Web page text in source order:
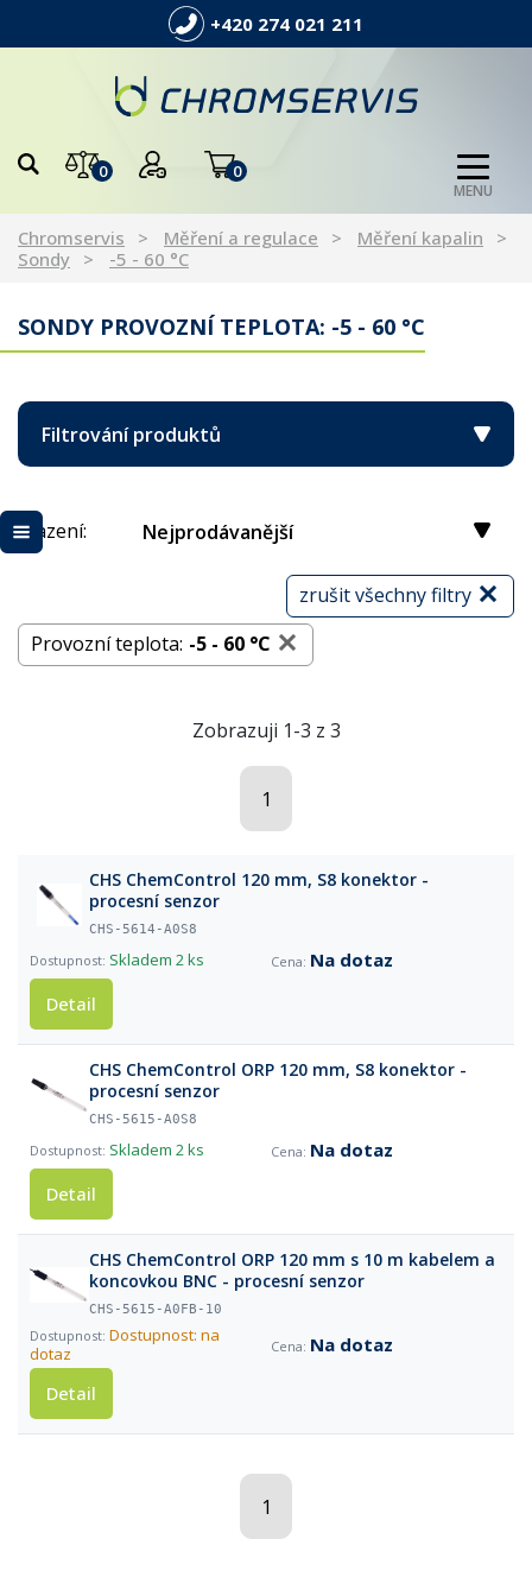
+420 274 021 211
0 0
MENU
Chromservis Měření a regulace
Měření kapalin
Sondy
-5 - 60 °C
SONDY PROVOZNÍ TEPLOTA: -5 - 60 °C
Filtrování produktů
Řazení: Nejprodávanější
zrušit všechny filtry
Provozní teplota: -5 - 60 °C
Zobrazuji 1-3 z 3
1
CHS ChemControl 120 mm, S8 konektor -
procesní senzor
CHS-5614-A0S8
Skladem 2 ks
Na dotaz
Detail
CHS ChemControl ORP 120 mm, S8 konektor -
procesní senzor
CHS-5615-A0S8
Skladem 2 ks
Na dotaz
Detail
CHS ChemControl ORP 120 mm s 10 m kabelem a
koncovkou BNC - procesní senzor
CHS-5615-A0FB-10
Dostupnost: na
dotaz
Na dotaz
Detail
1